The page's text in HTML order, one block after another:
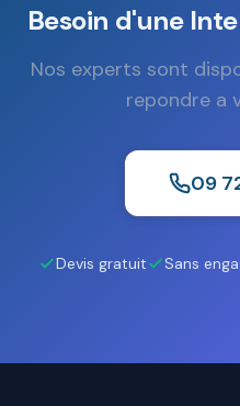
Besoin d'une
Nos experts sont
repondre a
09
Devis gratuit Sans